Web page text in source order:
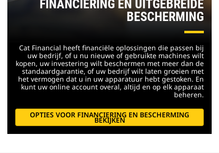
FINANCIERING EN UITGEBREIDE
BESCHERMING
Cat Financial heeft financiële oplossingen die passen bij
uw bedrijf, of u nu nieuwe of gebruikte machines wilt
kopen, uw investering wilt beschermen met meer dan de
standaardgarantie, of uw bedrijf wilt laten groeien met
het vermogen dat u in uw apparatuur hebt gestoken. En
kunt uw online account overal, altijd en op elk apparaat
beheren.
OPTIES VOOR FINANCIERING EN BESCHERMING
BEKIJKEN